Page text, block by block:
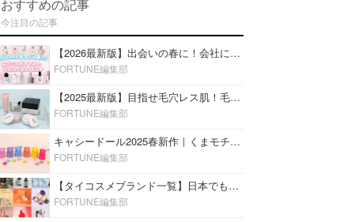
おすすめの記事
今注目の記事
【2026最新版】出会いの春に！会社にもおすすめの好印象な香水14選♡ビジネスの場での香水マナーも
FORTUNE編集部
【2025最新版】目指せ毛穴レス肌！毛穴を埋めて隠す「おすすめ部分用下地＆プライマー」ランキング♡
FORTUNE編集部
キャシードール2025春新作｜くまモチーフのミニリップ「シャイニーベア リップモイスト」をレビュー♡
FORTUNE編集部
【タイコスメブランド一覧】日本でも人気沸騰中の“タイコスメ”ブランド20選！
FORTUNE編集部